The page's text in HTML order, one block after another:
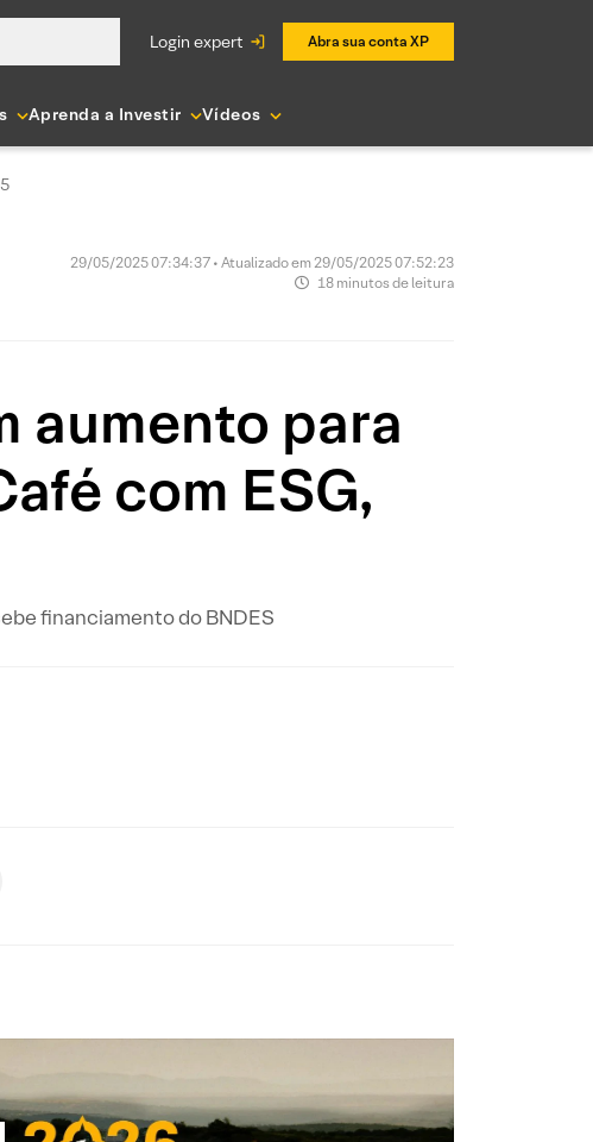
login expert Abra sua conta XP
Aprenda a Investir Vídeos
29/05/2025 07:34:37 • Atualizado em 29/05/2025 07:52:23
18 minutos de leitura
aumento para
com ESG,
financiamento do BNDES